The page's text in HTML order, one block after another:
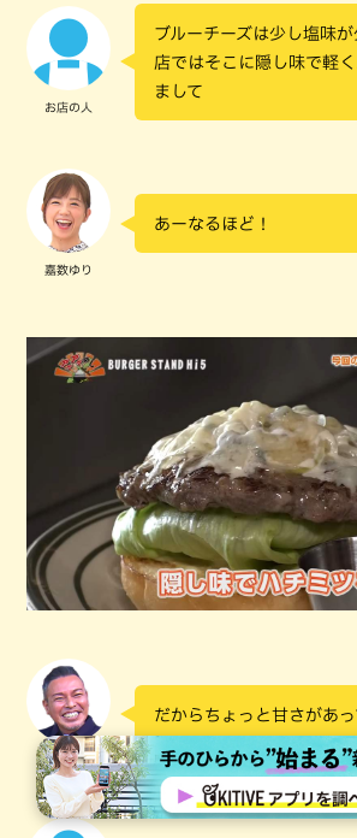
お店の人
ブルーチーズは少し塩味
店ではそこに隠し味で軽
まして
嘉数ゆり
あーなるほど！
大川豊治
だからちょっと甘さがあっ